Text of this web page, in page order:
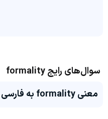
سوال‌های رایج formality
معنی formality به فارسی چی می‌شه؟